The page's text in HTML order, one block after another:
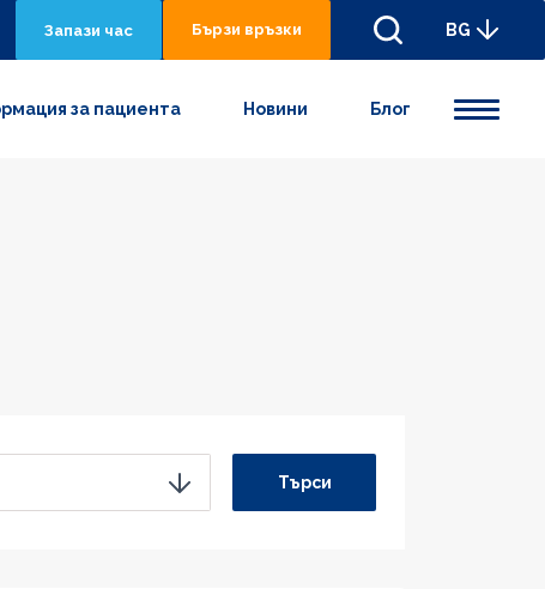
Запази час Бързи връзки BG
за пациента Новини Блог
Търси